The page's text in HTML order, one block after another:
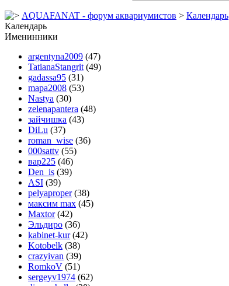
AQUAFANAT - форум аквариумистов > Календарь
Календарь
Именинники
argentyna2009 (47)
TatianaStangrit (49)
gadassa95 (31)
mapa2008 (53)
Nastya (30)
zelenapantera (48)
зайчишка (43)
DiLu (37)
roman_wise (36)
000sattv (55)
вар225 (46)
Den_is (39)
ASI (39)
pelyaproper(38)
максим max (45)
Maxtor(42)
Эльдиро (36)
kabinet-kur(42)
Kotobelk (38)
crazyivan (39)
RomkoV (51)
sergeyv1974 (62)